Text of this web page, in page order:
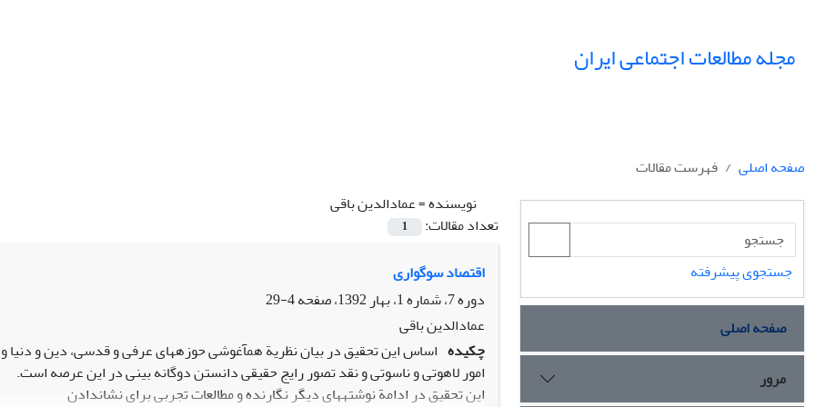
مجله مطالعات اجتماعی ایران
صفحه اصلی
فهرست مقالات
نویسنده =عمادالدین باقی
تعداد مقالات:
1
اقتصاد سوگواری
دوره 7، شماره 1، بهار 1392، صفحه
4-29
عمادالدین باقی
چکیده اساس این تحقیق در بیان نظریة همآغوشی حوزههای عرفی و قدسی، دین و دنیا و
امور لاهوتی و ناسوتی و نقد تصور رایج حقیقی دانستن دوگانه بینی در این عرصه است.
این تحقیق در ادامة نوشتههای دیگر نگارنده و مطالعات تجربی برای نشاندادن
جستجوی پیشرفته
صفحه اصلی
مرور